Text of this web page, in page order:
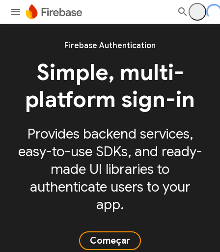
Firebase Authentication
Simple, multi-
platform sign-in
Provides backend services,
easy-to-use SDKs, and ready-
made UI libraries to
authenticate users to your
app.
Começar